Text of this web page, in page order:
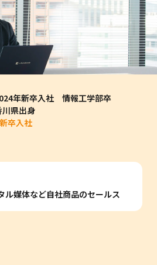
年新卒入社 情報工学部卒
川県出身
新卒入社
ル媒体など自社商品のセールス